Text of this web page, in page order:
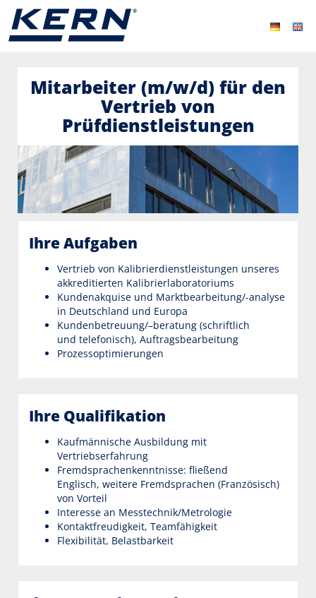
Mitarbeiter (m/w/d) für den
Vertrieb von
Prüfdienstleistungen
Ihre Aufgaben
Vertrieb von Kalibrierdienstleistungen unseres
akkreditierten Kalibrierlaboratoriums
Kundenakquise und Marktbearbeitung/-analyse
in Deutschland und Europa
Kundenbetreuung/–beratung (schriftlich
und telefonisch), Auftragsbearbeitung
Prozessoptimierungen
Ihre Qualifikation
Kaufmännische Ausbildung mit
Vertriebserfahrung
Fremdsprachenkenntnisse: fließend
Englisch, weitere Fremdsprachen (Französisch)
von Vorteil
Interesse an Messtechnik/Metrologie
Kontaktfreudigkeit, Teamfähigkeit
Flexibilität, Belastbarkeit